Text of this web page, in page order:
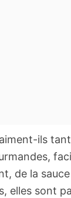
ils
de la
elles sont